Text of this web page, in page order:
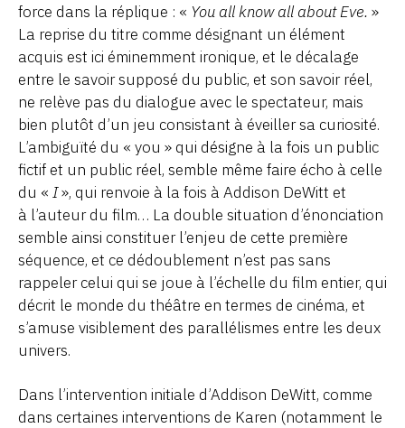
force dans la réplique : « You all know all about Eve. »
La reprise du titre comme désignant un élément
acquis est ici éminemment ironique, et le décalage
entre le savoir supposé du public, et son savoir réel,
ne relève pas du dialogue avec le spectateur, mais
bien plutôt d’un jeu consistant à éveiller sa curiosité.
L’ambiguïté du « you » qui désigne à la fois un public
fictif et un public réel, semble même faire écho à celle
du « I», qui renvoie à la fois à Addison DeWitt et
à l’auteur du film… La double situation d’énonciation
semble ainsi constituer l’enjeu de cette première
séquence, et ce dédoublement n’est pas sans
rappeler celui qui se joue à l’échelle du film entier, qui
décrit le monde du théâtre en termes de cinéma, et
s’amuse visiblement des parallélismes entre les deux
univers.
Dans l’intervention initiale d’Addison DeWitt, comme
dans certaines interventions de Karen (notamment le